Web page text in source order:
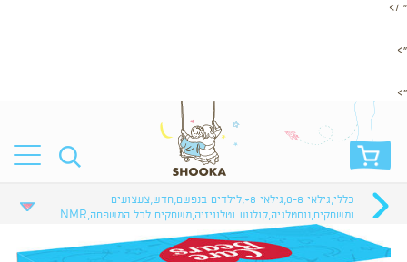
" />
">
">
כללי,גילאי 6-8 ,גילאי 8+ ,לילדים בנפשם,חדש,צעצועים
ומשחקים,נוסטלגיה,קולנוע וטלוויזיה,משחקים לכל המשפחה,
NMR
BRANDS
צעצועים וספרים,
Fun
,משחקי קופסא